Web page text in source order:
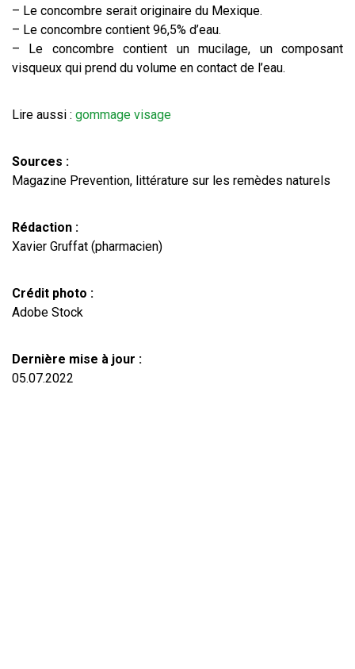
– Le concombre serait originaire du Mexique.
– Le concombre contient 96,5% d’eau.
– Le concombre contient un mucilage, un composant
visqueux qui prend du volume en contact de l’eau.
Lire aussi : gommage visage
Sources :
Magazine Prevention, littérature sur les remèdes naturels
Rédaction :
Xavier Gruffat (pharmacien)
Crédit photo :
Adobe Stock
Dernière mise à jour :
05.07.2022